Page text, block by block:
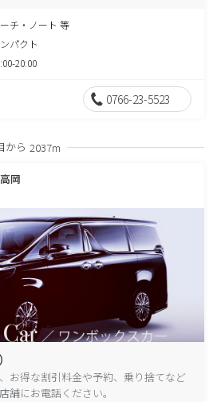
チ・ノート 等
パクト
20:00
0766-23-5523
から 2037m
岡
お得な割引料金や予約、乗り捨てなど
舗にお電話ください。